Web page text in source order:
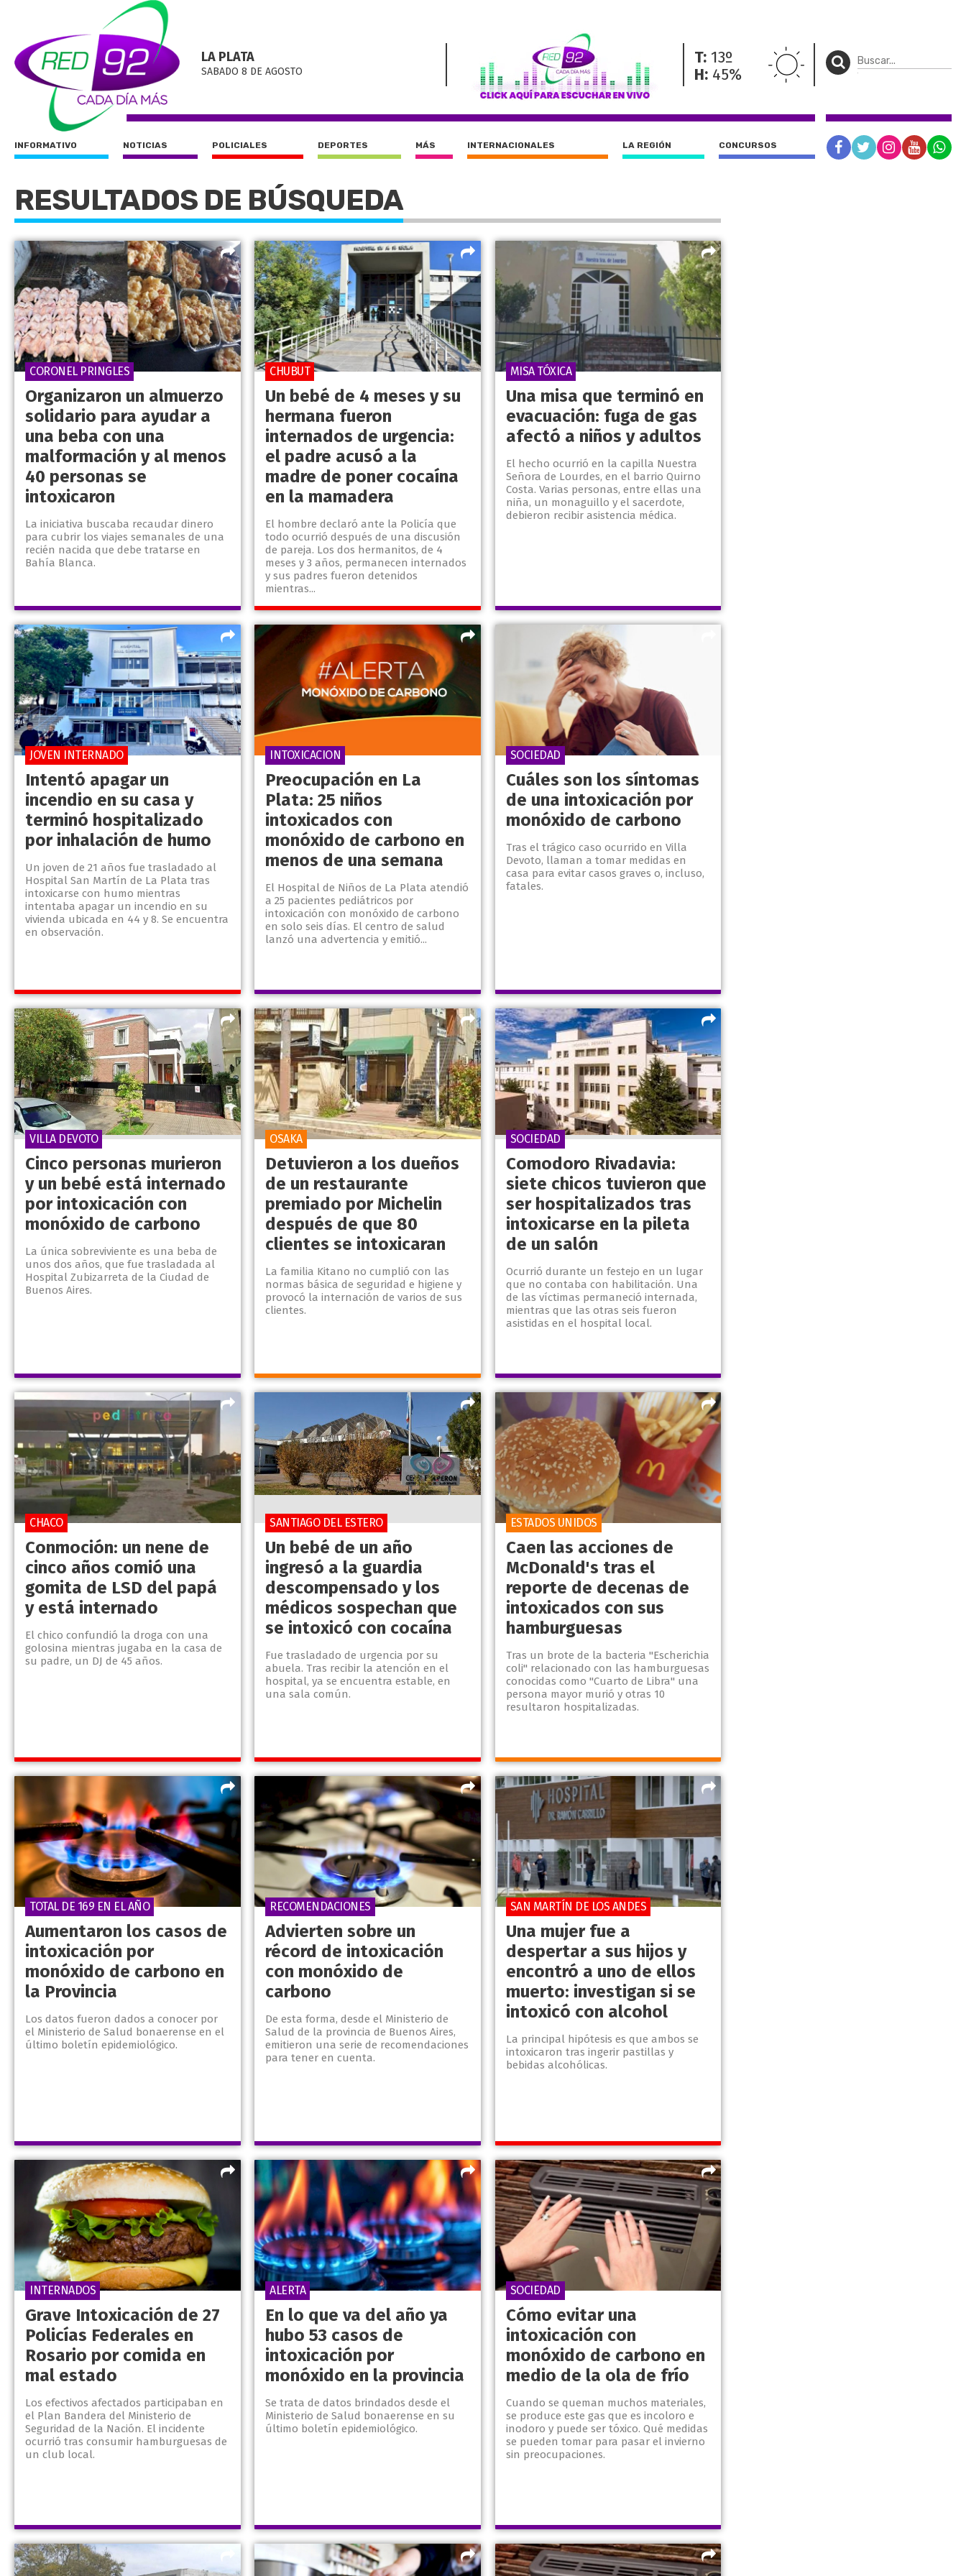
LA PLATA
SABADO 8 DE AGOSTO
T: 13º
H: 45%
INFORMATIVO NOTICIAS POLICIALES DEPORTES MÁS INTERNACIONALES LA REGIÓN CONCURSOS
RESULTADOS DE BÚSQUEDA
Organizaron un almuerzo
solidario para ayudar a
una beba con una
malformación y al menos
40 personas se
intoxicaron
La iniciativa buscaba recaudar dinero
para cubrir los viajes semanales de una
recién nacida que debe tratarse en
Bahía Blanca.
CORONEL PRINGLES
Un bebé de 4 meses y su
hermana fueron
internados de urgencia:
el padre acusó a la
madre de poner cocaína
en la mamadera
El hombre declaró ante la Policía que
todo ocurrió después de una discusión
de pareja. Los dos hermanitos, de 4
meses y 3 años, permanecen internados
y sus padres fueron detenidos
mientras...
CHUBUT
Una misa que terminó en
evacuación: fuga de gas
afectó a niños y adultos
El hecho ocurrió en la capilla Nuestra
Señora de Lourdes, en el barrio Quirno
Costa. Varias personas, entre ellas una
niña, un monaguillo y el sacerdote,
debieron recibir asistencia médica.
MISA TÓXICA
Intentó apagar un
incendio en su casa y
terminó hospitalizado
por inhalación de humo
Un joven de 21 años fue trasladado al
Hospital San Martín de La Plata tras
intoxicarse con humo mientras
intentaba apagar un incendio en su
vivienda ubicada en 44 y 8. Se encuentra
en observación.
JOVEN INTERNADO
Preocupación en La
Plata: 25 niños
intoxicados con
monóxido de carbono en
menos de una semana
El Hospital de Niños de La Plata atendió
a 25 pacientes pediátricos por
intoxicación con monóxido de carbono
en solo seis días. El centro de salud
lanzó una advertencia y emitió...
INTOXICACION
Cuáles son los síntomas
de una intoxicación por
monóxido de carbono
Tras el trágico caso ocurrido en Villa
Devoto, llaman a tomar medidas en
casa para evitar casos graves o, incluso,
fatales.
SOCIEDAD
Cinco personas murieron
y un bebé está internado
por intoxicación con
monóxido de carbono
La única sobreviviente es una beba de
unos dos años, que fue trasladada al
Hospital Zubizarreta de la Ciudad de
Buenos Aires.
VILLA DEVOTO
Detuvieron a los dueños
de un restaurante
premiado por Michelin
después de que 80
clientes se intoxicaran
La familia Kitano no cumplió con las
normas básica de seguridad e higiene y
provocó la internación de varios de sus
clientes.
OSAKA
Comodoro Rivadavia:
siete chicos tuvieron que
ser hospitalizados tras
intoxicarse en la pileta
de un salón
Ocurrió durante un festejo en un lugar
que no contaba con habilitación. Una
de las víctimas permaneció internada,
mientras que las otras seis fueron
asistidas en el hospital local.
SOCIEDAD
Conmoción: un nene de
cinco años comió una
gomita de LSD del papá
y está internado
El chico confundió la droga con una
golosina mientras jugaba en la casa de
su padre, un DJ de 45 años.
CHACO
Un bebé de un año
ingresó a la guardia
descompensado y los
médicos sospechan que
se intoxicó con cocaína
Fue trasladado de urgencia por su
abuela. Tras recibir la atención en el
hospital, ya se encuentra estable, en
una sala común.
SANTIAGO DEL ESTERO
Caen las acciones de
McDonald's tras el
reporte de decenas de
intoxicados con sus
hamburguesas
Tras un brote de la bacteria "Escherichia
coli" relacionado con las hamburguesas
conocidas como "Cuarto de Libra" una
persona mayor murió y otras 10
resultaron hospitalizadas.
ESTADOS UNIDOS
Aumentaron los casos de
intoxicación por
monóxido de carbono en
la Provincia
Los datos fueron dados a conocer por
el Ministerio de Salud bonaerense en el
último boletín epidemiológico.
TOTAL DE 169 EN EL AÑO
Advierten sobre un
récord de intoxicación
con monóxido de
carbono
De esta forma, desde el Ministerio de
Salud de la provincia de Buenos Aires,
emitieron una serie de recomendaciones
para tener en cuenta.
RECOMENDACIONES
Una mujer fue a
despertar a sus hijos y
encontró a uno de ellos
muerto: investigan si se
intoxicó con alcohol
La principal hipótesis es que ambos se
intoxicaron tras ingerir pastillas y
bebidas alcohólicas.
SAN MARTÍN DE LOS ANDES
Grave Intoxicación de 27
Policías Federales en
Rosario por comida en
mal estado
Los efectivos afectados participaban en
el Plan Bandera del Ministerio de
Seguridad de la Nación. El incidente
ocurrió tras consumir hamburguesas de
un club local.
INTERNADOS
En lo que va del año ya
hubo 53 casos de
intoxicación por
monóxido en la provincia
Se trata de datos brindados desde el
Ministerio de Salud bonaerense en su
último boletín epidemiológico.
ALERTA
Cómo evitar una
intoxicación con
monóxido de carbono en
medio de la ola de frío
Cuando se queman muchos materiales,
se produce este gas que es incoloro e
inodoro y puede ser tóxico. Qué medidas
se pueden tomar para pasar el invierno
sin preocupaciones.
SOCIEDAD